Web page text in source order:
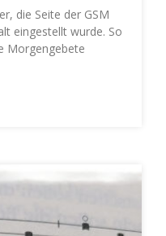
die Seite der GSM
eingestellt wurde. So
Morgengebete